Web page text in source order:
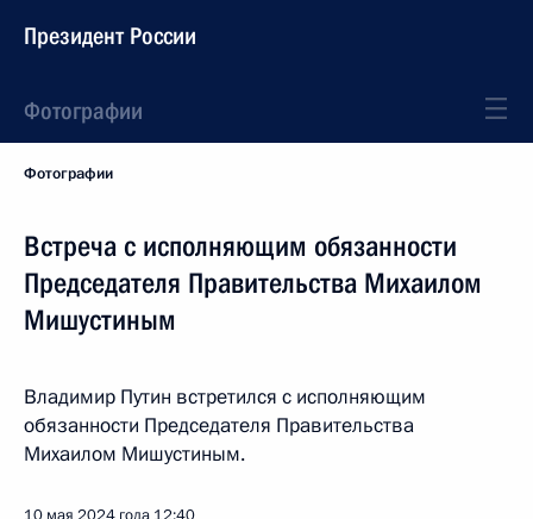
Президент России
Фотографии
Фотографии
Встреча с исполняющим обязанности
Председателя Правительства Михаилом
Мишустиным
Владимир Путин встретился с исполняющим
обязанности Председателя Правительства
Михаилом Мишустиным.